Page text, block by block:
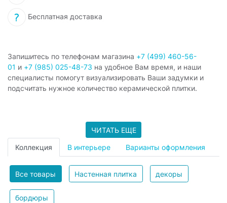
Бесплатная доставка
Запишитесь по телефонам магазина +7 (499) 460-56-
01 и +7 (985) 025-48-73 на удобное Вам время, и наши
специалисты помогут визуализировать Ваши задумки и
подсчитать нужное количество керамической плитки.
ЧИТАТЬ ЕЩЕ
Коллекция В интерьере Варианты оформления
Все товары Настенная плитка декоры
бордюры